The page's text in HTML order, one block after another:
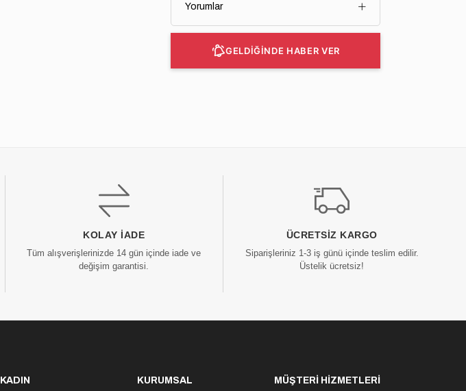
Yorumlar
GELDİĞİNDE HABER VER
KOLAY İADE
Tüm alışverişlerinizde 14 gün içinde iade ve
değişim garantisi.
ÜCRETSIZ KARGO
Siparişleriniz 1-3 iş günü içinde teslim edilir.
Üstelik ücretsiz!
KADIN KURUMSAL MÜŞTERİ HİZMETLERİ